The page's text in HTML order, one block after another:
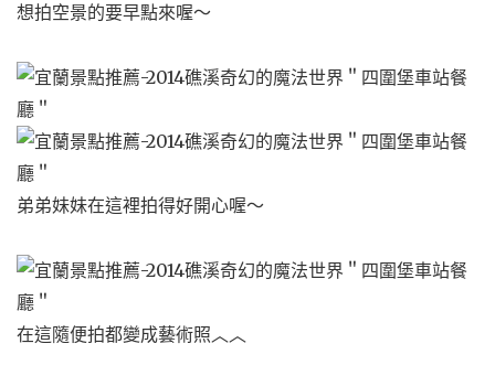
想拍空景的要早點來喔～
弟弟妹妹在這裡拍得好開心喔～
在這隨便拍都變成藝術照︿︿